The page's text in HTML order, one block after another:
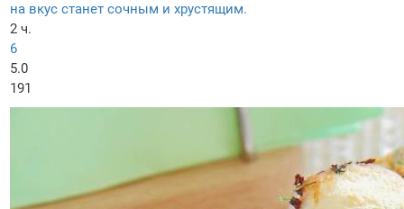
на вкус станет сочным и хрустящим.
2 ч.
6
5.0
191